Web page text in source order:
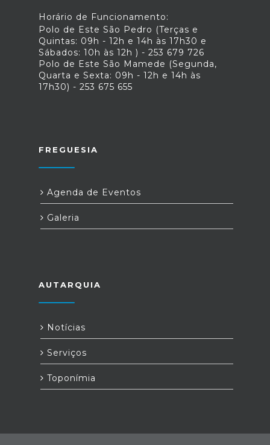
Horário de Funcionamento:
Polo de Este São Pedro (Terças e
Quintas: 09h - 12h e 14h às 17h30 e
Sábados: 10h às 12h ) - 253 679 726
Polo de Este São Mamede (Segunda,
Quarta e Sexta: 09h - 12h e 14h às
17h30) - 253 675 655
FREGUESIA
Agenda de Eventos
Galeria
AUTARQUIA
Notícias
Serviços
Toponímia